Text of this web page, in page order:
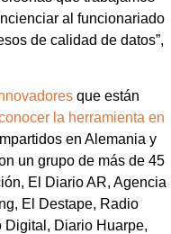
al funcionariado
de calidad de datos”,
que están
la herramienta en
en Alemania y
un grupo de más de 45
El Diario AR, Agencia
El Destape, Radio
Diario Huarpe,